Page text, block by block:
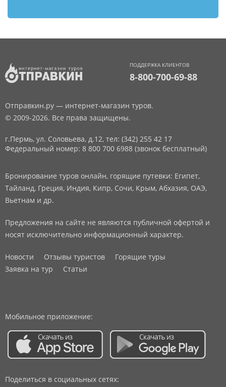
ПОДДЕРЖКА КЛИЕНТОВ
8-800-700-69-88
Отправкин.ру — интернет-магазин туров.
© 2009-2026. Все права защищены.
г.Пермь, ул. Соловьева, д.12, тел: (342) 255 42 17
Федеральный номер: 8 800 700 6988 (звонок бесплатный)
Бронирование туров онлайн, горящие путевки: Египет,
Тайланд, Греция, Индия, Кипр, Сочи, Крым, Абхазия, ОАЭ,
Вьетнам и др.
Предложения на сайте не являются публичной офертой и
носят исключительно информационный характер.
Новости Отзывы туристов
Горящие туры
Заявка на тур
Статьи
Мобильное приложение:
Поделиться в социальных сетях: